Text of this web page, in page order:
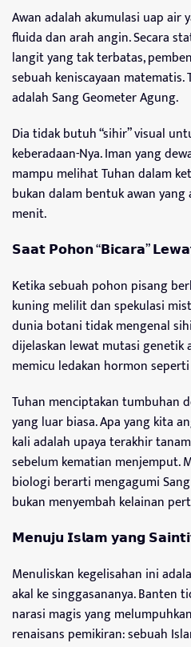
Awan adalah akumulasi uap air
fluida dan arah angin. Secara
langit yang tak terbatas,
sebuah keniscayaan
adalah Sang Geometer Agung.
Dia tidak butuh “sihir” visual
keberadaan-Nya. Iman yang
mampu melihat Tuhan dalam
bukan dalam bentuk awan
menit.
𝗦𝗮𝗮𝘁 𝗣𝗼𝗵𝗼𝗻 “𝗕𝗶𝗰𝗮𝗿𝗮”
Ketika sebuah pohon pisang
kuning melilit dan spekulasi
dunia botani tidak mengenal
dijelaskan lewat mutasi
memicu ledakan hormon
Tuhan menciptakan tumbuhan
yang luar biasa. Apa yang kita
kali adalah upaya terakhir
sebelum kematian menjemput.
biologi berarti mengagumi
bukan menyembah kelainan
𝗠𝗲𝗻𝘂𝗷𝘂 𝗜𝘀𝗹𝗮𝗺 𝘆𝗮𝗻𝗴
Menuliskan kegelisahan ini
akal ke singgasananya. Banten
narasi magis yang
renaisans pemikiran: sebuah